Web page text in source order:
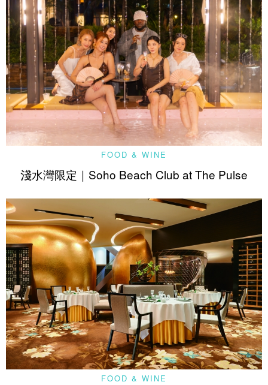
FOOD & WINE
淺水灣限定｜Soho Beach Club at The Pulse
FOOD & WINE